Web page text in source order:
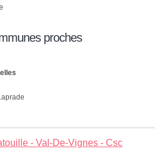
proches
- Val-De-Vignes - Csc